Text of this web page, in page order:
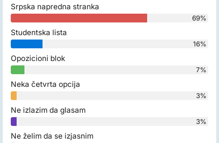
Srpska napredna stranka
69%
Studentska lista
16%
Opozicioni blok
7%
Neka četvrta opcija
3%
Ne izlazim da glasam
3%
Ne želim da se izjasnim